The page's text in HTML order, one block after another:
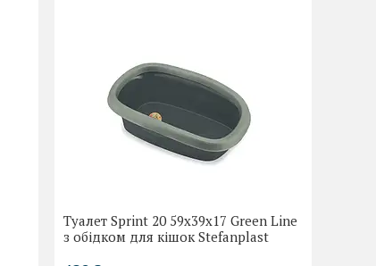
Туалет Sprint 20 59x39x17 Green Line
з обідком для кішок Stefanplast